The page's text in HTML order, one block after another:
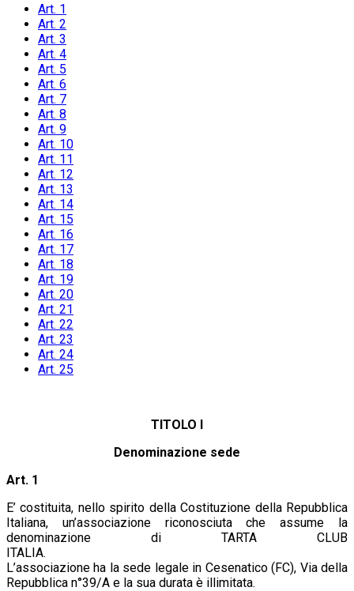
Art. 1
Art. 2
Art. 3
Art. 4
Art. 5
Art. 6
Art. 7
Art. 8
Art. 9
Art. 10
Art. 11
Art. 12
Art. 13
Art. 14
Art. 15
Art. 16
Art. 17
Art. 18
Art. 19
Art. 20
Art. 21
Art. 22
Art. 23
Art. 24
Art. 25
TITOLO I
Denominazione sede
Art. 1
E’ costituita, nello spirito della Costituzione della Repubblica
Italiana, un’associazione riconosciuta che assume la
denominazione di TARTA CLUB
ITALIA.
L’associazione ha la sede legale in Cesenatico (FC), Via della
Repubblica n°39/A e la sua durata è illimitata.